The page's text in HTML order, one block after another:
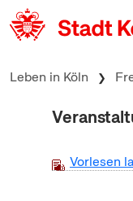
zum Inhalt springen
Leben in Köln
Vorlesen